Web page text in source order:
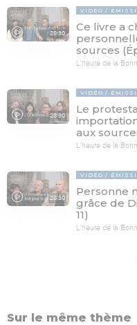
28:30
VIDÉO
Ce livre a
sources
L'heure de la
28:30
VIDÉO
Le
aux
L'heure de la
28:30
VIDÉO
Personne
grâce de
11)
L'heure de la
Sur le même thème